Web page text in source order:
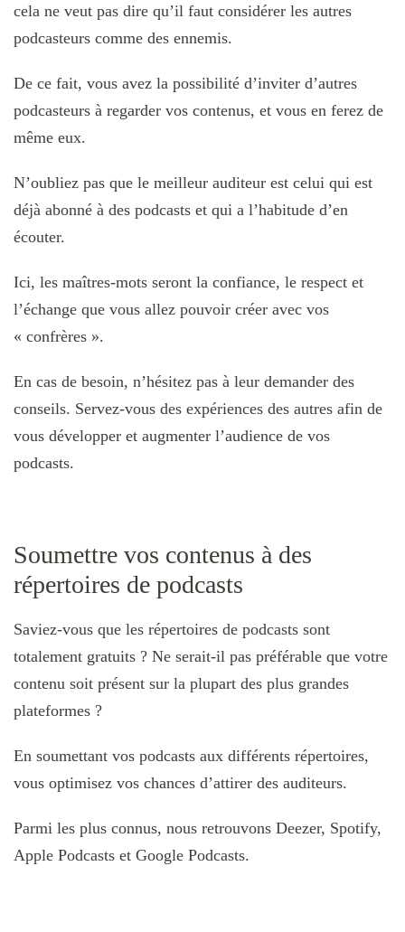
cela ne veut pas dire qu’il faut considérer les autres
podcasteurs comme des ennemis.
De ce fait, vous avez la possibilité d’inviter d’autres
podcasteurs à regarder vos contenus, et vous en ferez de
même eux.
N’oubliez pas que le meilleur auditeur est celui qui est
déjà abonné à des podcasts et qui a l’habitude d’en
écouter.
Ici, les maîtres-mots seront la confiance, le respect et
l’échange que vous allez pouvoir créer avec vos
« confrères ».
En cas de besoin, n’hésitez pas à leur demander des
conseils. Servez-vous des expériences des autres afin de
vous développer et augmenter l’audience de vos
podcasts.
Soumettre vos contenus à des
répertoires de podcasts
Saviez-vous que les répertoires de podcasts sont
totalement gratuits ? Ne serait-il pas préférable que votre
contenu soit présent sur la plupart des plus grandes
plateformes ?
En soumettant vos podcasts aux différents répertoires,
vous optimisez vos chances d’attirer des auditeurs.
Parmi les plus connus, nous retrouvons Deezer, Spotify,
Apple Podcasts et Google Podcasts.